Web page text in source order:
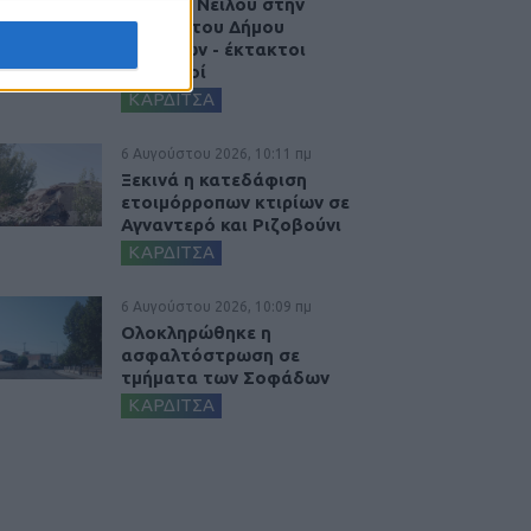
Κυψέλη του Δήμου
Σοφάδων - έκτακτοι
ψεκασμοί
ΚΑΡΔΙΤΣΑ
6 Αυγούστου 2026, 10:11 πμ
Ξεκινά η κατεδάφιση
ετοιμόρροπων κτιρίων σε
Αγναντερό και Ριζοβούνι
ΚΑΡΔΙΤΣΑ
6 Αυγούστου 2026, 10:09 πμ
Ολοκληρώθηκε η
ασφαλτόστρωση σε
τμήματα των Σοφάδων
ΚΑΡΔΙΤΣΑ